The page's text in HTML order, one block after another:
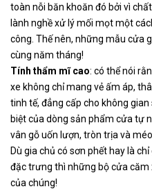
toàn nỗi băn khoăn đó bởi vì
lành nghề xử lý mối mọt một
công. Thế nên, những mẫu cửa
cùng năm tháng!
Tính thẩm mĩ cao: có thể nói
xe không chỉ mang vẻ ấm áp,
tinh tế, đẳng cấp cho không
biệt của dòng sản phẩm cửa tự
vân gỗ uốn lượn, tròn trịa và
Dù gia chủ có sơn phết hay là
đặc trưng thì những bộ cửa căm
của chúng!